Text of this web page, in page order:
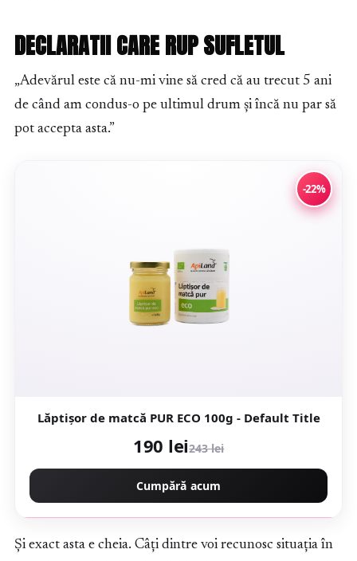
DECLARATII CARE RUP SUFLETUL
„Adevărul este că nu-mi vine să cred că au trecut 5 ani
de când am condus-o pe ultimul drum și încă nu par să
pot accepta asta.”
-22%
Lăptişor de matcă PUR ECO 100g - Default Title
190 lei243 lei
Cumpără acum
Și exact asta e cheia. Câți dintre voi recunosc situația în